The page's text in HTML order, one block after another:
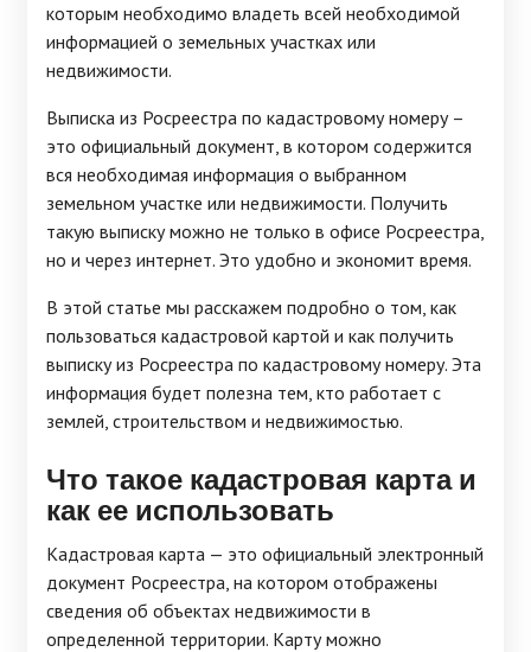
которым необходимо владеть всей необходимой
информацией о земельных участках или
недвижимости.
Выписка из Росреестра по кадастровому номеру –
это официальный документ, в котором содержится
вся необходимая информация о выбранном
земельном участке или недвижимости. Получить
такую выписку можно не только в офисе Росреестра,
но и через интернет. Это удобно и экономит время.
В этой статье мы расскажем подробно о том, как
пользоваться кадастровой картой и как получить
выписку из Росреестра по кадастровому номеру. Эта
информация будет полезна тем, кто работает с
землей, строительством и недвижимостью.
Что такое кадастровая карта и
как ее использовать
Кадастровая карта — это официальный электронный
документ Росреестра, на котором отображены
сведения об объектах недвижимости в
определенной территории. Карту можно